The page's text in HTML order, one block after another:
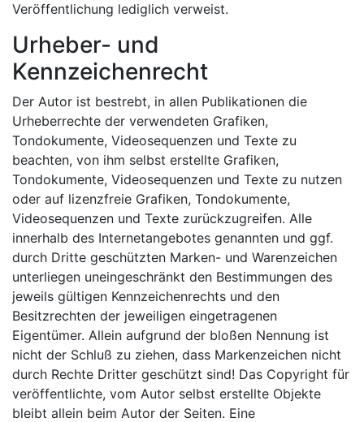
Veröffentlichung lediglich verweist.
Urheber- und
Kennzeichenrecht
Der Autor ist bestrebt, in allen Publikationen die
Urheberrechte der verwendeten Grafiken,
Tondokumente, Videosequenzen und Texte zu
beachten, von ihm selbst erstellte Grafiken,
Tondokumente, Videosequenzen und Texte zu nutzen
oder auf lizenzfreie Grafiken, Tondokumente,
Videosequenzen und Texte zurückzugreifen. Alle
innerhalb des Internetangebotes genannten und ggf.
durch Dritte geschützten Marken- und Warenzeichen
unterliegen uneingeschränkt den Bestimmungen des
jeweils gültigen Kennzeichenrechts und den
Besitzrechten der jeweiligen eingetragenen
Eigentümer. Allein aufgrund der bloßen Nennung ist
nicht der Schluß zu ziehen, dass Markenzeichen nicht
durch Rechte Dritter geschützt sind! Das Copyright für
veröffentlichte, vom Autor selbst erstellte Objekte
bleibt allein beim Autor der Seiten. Eine